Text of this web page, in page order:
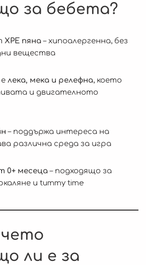
за бебета?
XPE пяна– хипоалергенна, без
вещества
лека, мека и релефна, което
и двигателното
– поддържа интереса на
различна среда за игра
0+ месеца– подходящо за
и tummy time
ли е за